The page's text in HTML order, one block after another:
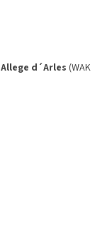
Allege d´Arles (WAK